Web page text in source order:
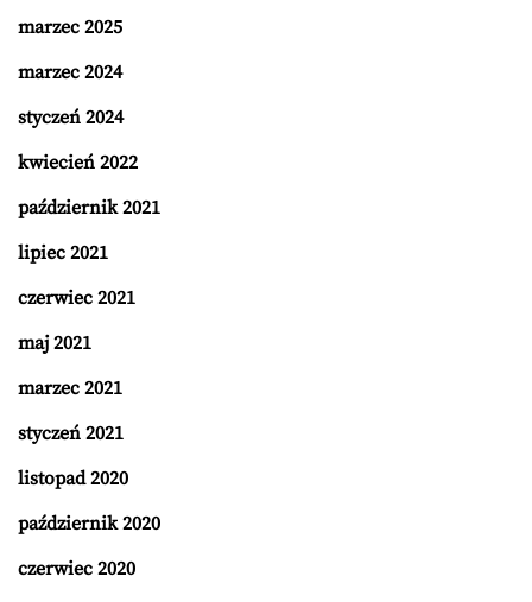
marzec 2025
marzec 2024
styczeń 2024
kwiecień 2022
październik 2021
lipiec 2021
czerwiec 2021
maj 2021
marzec 2021
styczeń 2021
listopad 2020
październik 2020
czerwiec 2020